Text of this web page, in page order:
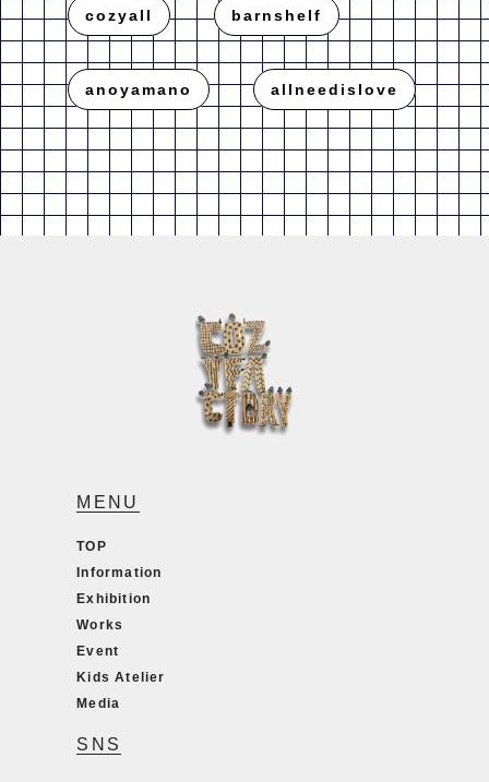
cozyall barnshelf
anoyamano allneedislove
MENU
TOP
Information
Exhibition
Works
Event
Kids Atelier
Media
SNS